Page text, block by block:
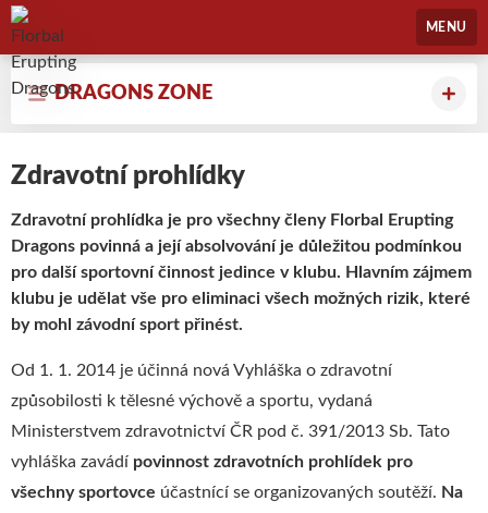
Florbal Erupting Dragons
MENU
DRAGONS ZONE
Zdravotní prohlídky
Zdravotní prohlídka je pro všechny členy Florbal Erupting
Dragons povinná a její absolvování je důležitou podmínkou
pro další sportovní činnost jedince v klubu. Hlavním zájmem
klubu je udělat vše pro eliminaci všech možných rizik, které
by mohl závodní sport přinést.
Od 1. 1. 2014 je účinná nová Vyhláška o zdravotní
způsobilosti k tělesné výchově a sportu, vydaná
Ministerstvem zdravotnictví ČR pod č. 391/2013 Sb. Tato
vyhláška zavádí povinnost zdravotních prohlídek pro
všechny sportovce účastnící se organizovaných soutěží. Na